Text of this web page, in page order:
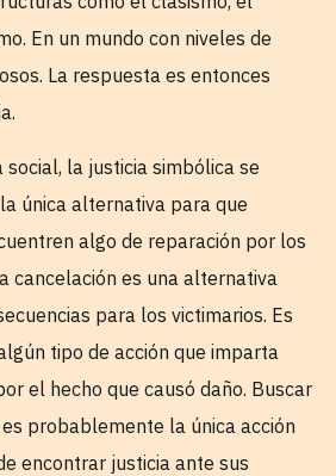
En un mundo con niveles de
La respuesta es entonces
la justicia simbólica se
única alternativa para que
algo de reparación por los
cancelación es una alternativa
para los victimarios. Es
tipo de acción que imparta
el hecho que causó daño. Buscar
probablemente la única acción
encontrar justicia ante sus